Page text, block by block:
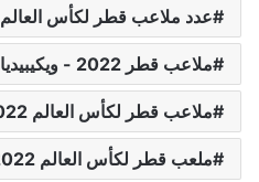
عدد ملاعب قطر لكأس العالم 2022
ملاعب قطر 2022 - ويكيبيديا
ملاعب قطر لكأس العالم 2022 يوتيوب
ملعب قطر لكأس العالم 2022